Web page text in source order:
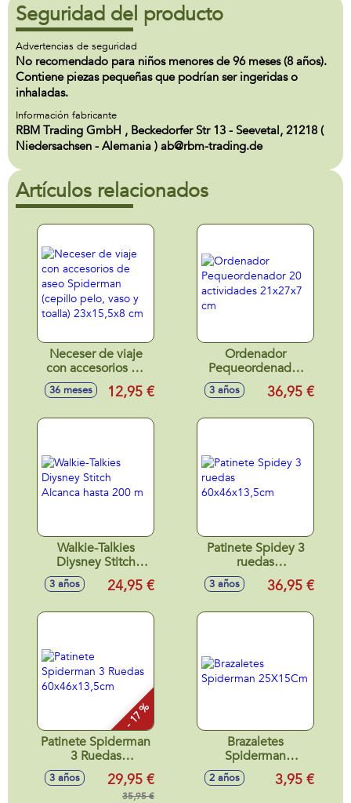
Seguridad del producto
Advertencias de seguridad
No recomendado para niños menores de 96 meses (8 años).
Contiene piezas pequeñas que podrían ser ingeridas o
inhaladas.
Información fabricante
RBM Trading GmbH , Beckedorfer Str 13 - Seevetal, 21218 (
Niedersachsen - Alemania ) ab@rbm-trading.de
Artículos relacionados
Neceser de viaje
con accesorios de
aseo Spiderman
(cepillo pelo, vaso y
36 meses 12,95 €
Ordenador
Pequeordenador
20 actividades
21x27x7 cm
3 años 36,95 €
Walkie-Talkies
Diysney Stitch
Alcanca hasta 200
3 años 24,95 €
Patinete Spidey 3
ruedas
60x46x13,5cm
3 años 36,95 €
- 17 %
Patinete Spiderman
3 Ruedas
60x46x13,5cm
3 años 29,95 €
35,95 €
Brazaletes
Spiderman
25X15Cm
2 años 3,95 €